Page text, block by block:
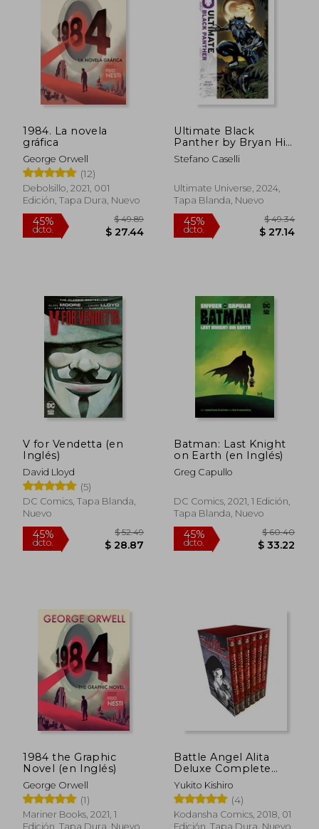
5%
dcto.
40%
dcto.
1984. La novela
gráfica
George Orwell
(12)
Debolsillo, 2021, 001
Edición, Tapa Dura, Nuevo
45%
dcto. $ 27.44
Ultimate Black
Panther by Bryan Hill
Vol. 1: Peace and war
(en Inglés)
Stefano Caselli
Ultimate Universe, 2024,
Tapa Blanda, Nuevo
45%
dcto. $
V for Vendetta (en
Inglés)
David Lloyd
(5)
DC Comics, Tapa Blanda,
Nuevo
Batman: Last Knight
on Earth (en Inglés)
Greg Capullo
DC Comics, 2021, 1 Edición,
Tapa Blanda, Nuevo
1984 the Graphic
Novel (en Inglés)
George Orwell
(1)
Mariner Books, 2021, 1
Edición, Tapa Dura, Nuevo
Battle Angel Alita
Deluxe Complete
Series box set (en
Inglés)
Yukito Kishiro
(4)
Kodansha Comics, 2018, 01
Edición, Tapa Dura, Nuevo